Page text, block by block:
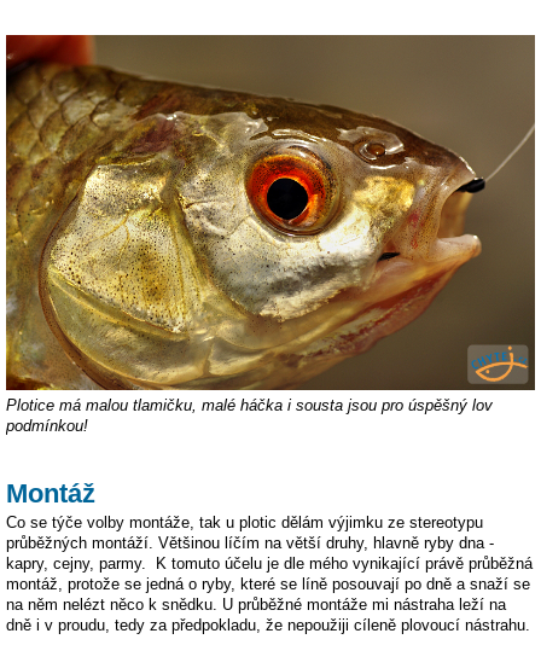
Plotice má malou tlamičku, malé háčka i sousta jsou pro úspěšný lov
podmínkou!
Montáž
Co se týče volby montáže, tak u plotic dělám výjimku ze stereotypu
průběžných montáží. Většinou líčím na větší druhy, hlavně ryby dna -
kapry, cejny, parmy. K tomuto účelu je dle mého vynikající právě průběžná
montáž, protože se jedná o ryby, které se líně posouvají po dně a snaží se
na něm nelézt něco k snědku. U průběžné montáže mi nástraha leží na
dně i v proudu, tedy za předpokladu, že nepoužiji cíleně plovoucí nástrahu.